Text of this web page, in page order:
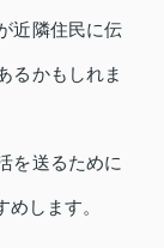
近隣住民に伝
るかもしれま
を送るために
します。